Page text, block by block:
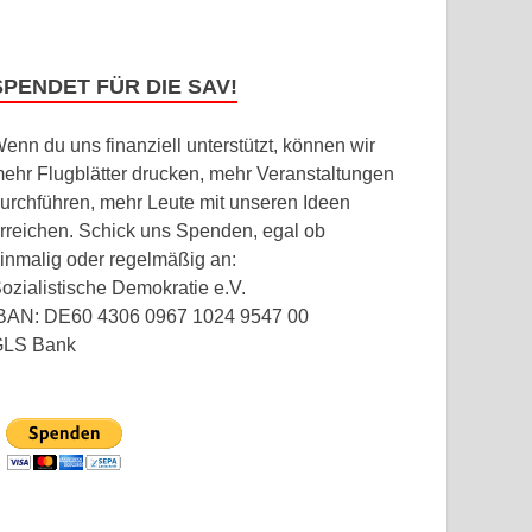
FÜR DIE SAV!
du uns finanziell unterstützt, können wir
Flugblätter drucken, mehr Veranstaltungen
mehr Leute mit unseren Ideen
Schick uns Spenden, egal ob
oder regelmäßig an:
Demokratie e.V.
DE60 4306 0967 1024 9547 00
Bank